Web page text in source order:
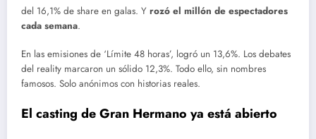
del 16,1% de share en galas. Y rozó el millón de espectadores
cada semana.
En las emisiones de ‘Límite 48 horas’, logró un 13,6%. Los debates
del reality marcaron un sólido 12,3%. Todo ello, sin nombres
famosos. Solo anónimos con historias reales.
El casting de Gran Hermano ya está abierto